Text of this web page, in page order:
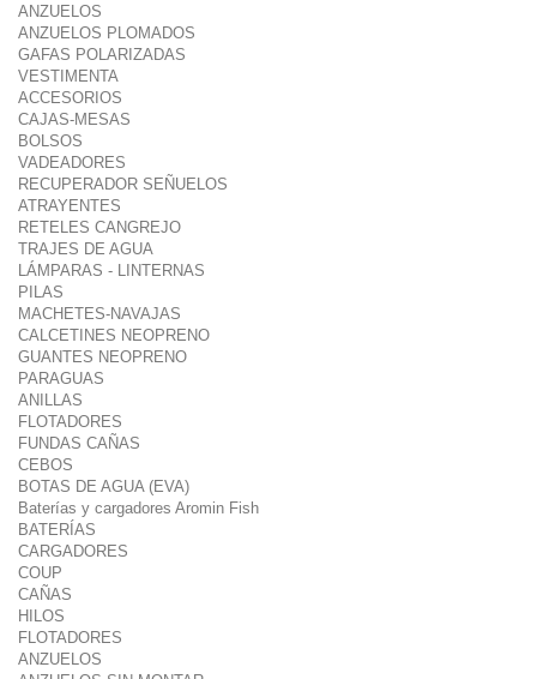
ANZUELOS
ANZUELOS PLOMADOS
GAFAS POLARIZADAS
VESTIMENTA
ACCESORIOS
CAJAS-MESAS
BOLSOS
VADEADORES
RECUPERADOR SEÑUELOS
ATRAYENTES
RETELES CANGREJO
TRAJES DE AGUA
LÁMPARAS - LINTERNAS
PILAS
MACHETES-NAVAJAS
CALCETINES NEOPRENO
GUANTES NEOPRENO
PARAGUAS
ANILLAS
FLOTADORES
FUNDAS CAÑAS
CEBOS
BOTAS DE AGUA (EVA)
Baterías y cargadores Aromin Fish
BATERÍAS
CARGADORES
COUP
CAÑAS
HILOS
FLOTADORES
ANZUELOS